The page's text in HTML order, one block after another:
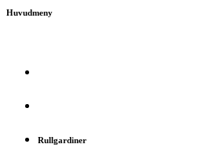
Huvudmeny
Rullgardiner